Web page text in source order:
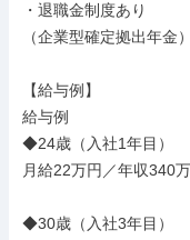
・退職金制度あり
（企業型確定拠出年金）
【給与例】
給与例
◆24歳（入社1年目）
月給22万円／年収340
◆30歳（入社3年目）